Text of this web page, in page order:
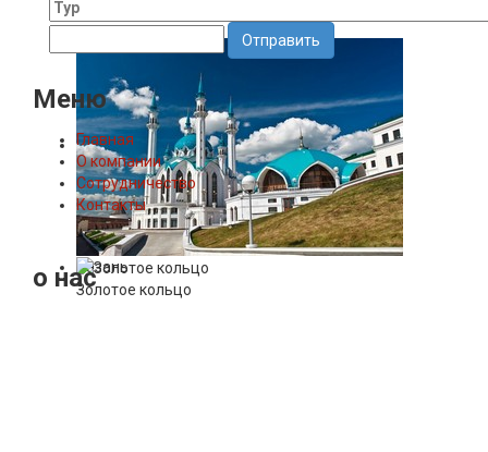
Казань
Золотое кольцо
Отправить
Меню
Главная
О компании
Сотрудничество
Контакты
о нас